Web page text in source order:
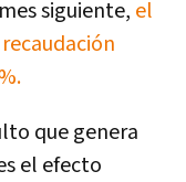
siguiente, el
que genera
el efecto